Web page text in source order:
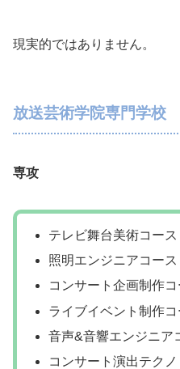
現実的ではありません。
放送芸術学院専門学校
専攻
テレビ舞台美術コース
照明エンジニアコース
コンサート企画制作コ
ライブイベント制作コ
音声&音響エンジニア
コンサート演出テク